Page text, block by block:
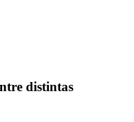
distintas